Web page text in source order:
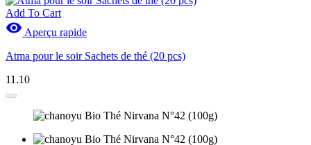
Add To Cart
 Aperçu rapide
Atma pour le soir Sachets de thé (20 pcs)
11.10